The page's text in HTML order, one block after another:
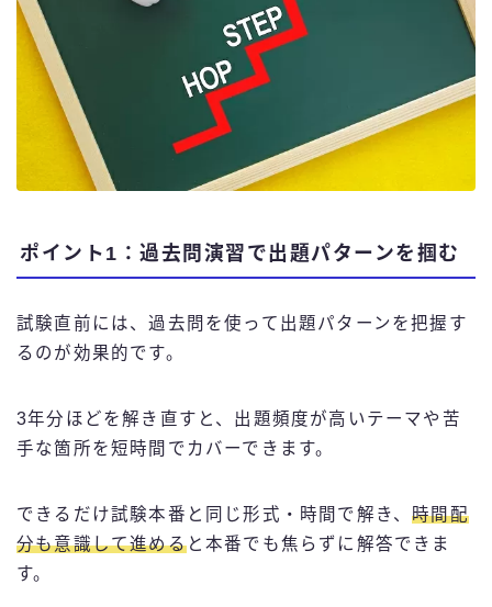
ポイント1：過去問演習で出題パターンを掴む
試験直前には、過去問を使って出題パターンを把握す
るのが効果的です。
3年分ほどを解き直すと、出題頻度が高いテーマや苦
手な箇所を短時間でカバーできます。
できるだけ試験本番と同じ形式・時間で解き、時間配
分も意識して進めると本番でも焦らずに解答できま
す。